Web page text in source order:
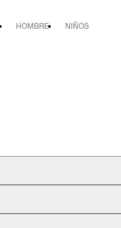
HOMBRE NIÑOS